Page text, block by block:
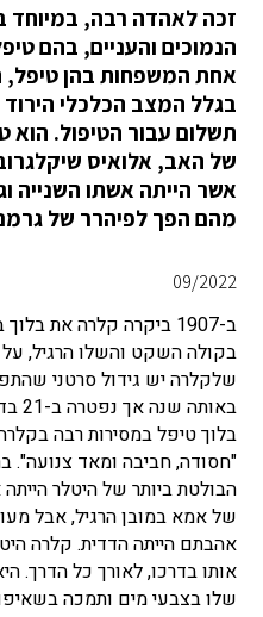
זכה לאהדה רבה,
הנמוכים והעניים, בהם
אחת המשפחות בהן
בגלל המצב הכלכלי
תשלום עבור הטיפול.
של האב, אלואיס
אשר הייתה אשתו השנייה
מהם הפך לפיהרר של
09/2022
ב-1907 ביקרה קלרה את
בקולה השקט והשלו הרגיל,
שלקלרה יש גידול סרטני
באותה שנה אך נפטרה ב-21 בדצמבר של אותה שנה.
בלוך טיפל במסירות רבה
"חסודה, חביבה ומאד צנועה".
הבולטת ביותר של היטלר
של אמא במובן הרגיל, אבל
אהבתם הייתה הדדית. קלרה
אותו בדרכו, לאורך כל הדרך.
שלו בצבעי מים ותמכה